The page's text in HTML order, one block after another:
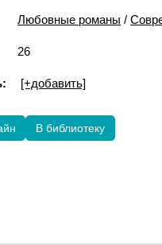
Любовные романы /
26
[+добавить]
В библиотеку